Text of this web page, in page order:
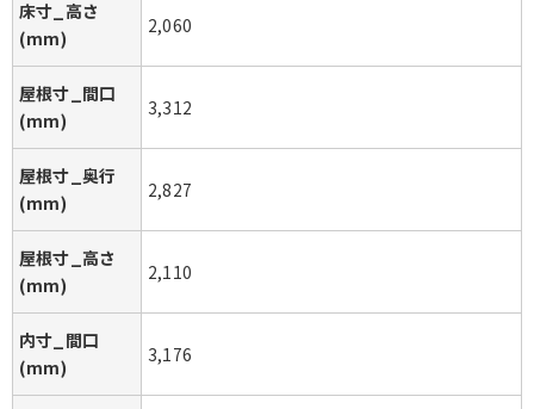
床寸_高さ
(mm)
2,060
屋根寸_間口
(mm)
3,312
屋根寸_奥行
(mm)
2,827
屋根寸_高さ
(mm)
2,110
内寸_間口
(mm)
3,176